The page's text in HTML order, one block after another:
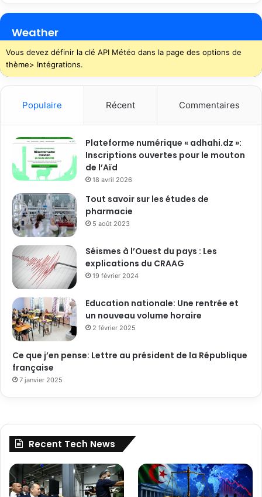
Weather
Vous devez définir la clé API Météo dans la page des options de
thème> Intégrations.
Populaire Récent Commentaires
Plateforme numérique « adhahi.dz »:
Inscriptions ouvertes pour le mouton
de l’Aïd
18 avril 2026
Tout savoir sur les études de
pharmacie
5 août 2023
Séismes à l’Ouest du pays : Les
explications du CRAAG
19 février 2024
Education nationale: Une rentrée et
un nouveau volume horaire
2 février 2025
Ce que j’en pense: Lettre au président de la République
française
7 janvier 2025
Recent Tech News